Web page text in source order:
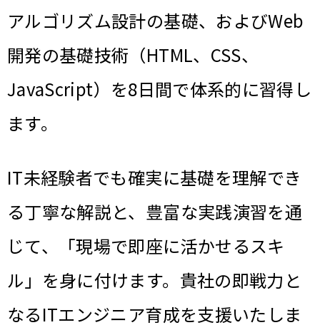
アルゴリズム設計の基礎、およびWeb
開発の基礎技術（HTML、CSS、
JavaScript）を8日間で体系的に習得し
ます。
IT未経験者でも確実に基礎を理解でき
る丁寧な解説と、豊富な実践演習を通
じて、「現場で即座に活かせるスキ
ル」を身に付けます。貴社の即戦力と
なるITエンジニア育成を支援いたしま